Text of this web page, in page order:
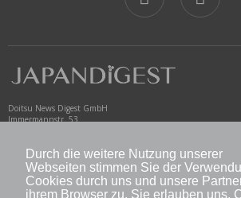
Durch die weitere Nutzung unserer
Webseiten stimmen Sie der
Cookies durch uns und unsere
ihrem Browser zu. Sie erlauben uns,
Doitsu News Digest GmbH
Immermannstr. 53
www.newsdigest.de
info@japandigest.de